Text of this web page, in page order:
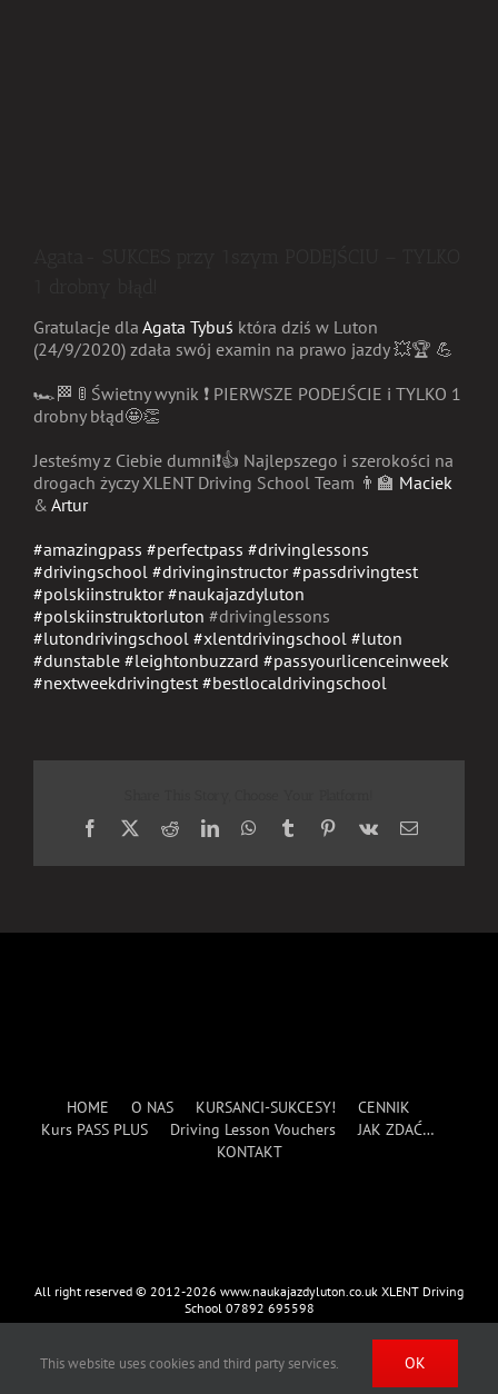
Gratulacje dla Agata Tybuś która dziś w Luton
(24/9/2020) zdała swój examin na prawo jazdy💥🏆 💪
🏎 🏁 🚦 Świetny wynik ❗️ PIERWSZE PODEJŚCIE i TYLKO 1
drobny błąd🤩👏
Jesteśmy z Ciebie dumni❗️👍 Najlepszego i szerokości na
drogach życzy XLENT Driving School Team 👨‍🏫 Maciek
& Artur
#amazingpass #perfectpass #drivinglessons
#drivingschool #drivinginstructor #passdrivingtest
#polskiinstruktor #naukajazdyluton
#polskiinstruktorluton #drivinglessons
#lutondrivingschool #xlentdrivingschool #luton
#dunstable #leightonbuzzard #passyourlicenceinweek
#nextweekdrivingtest #bestlocaldrivingschool
Facebook
X RedditLinkedInWhatsApp
TumblrPinterest
Vk Email
HOME O NAS KURSANCI-SUKCESY!
CENNIK
Kurs PASS PLUS
Driving Lesson Vouchers
JAK ZDAĆ…
KONTAKT
All right reserved © 2012-2026 www.naukajazdyluton.co.uk XLENT Driving
School 07892 695598
Facebook
This website uses cookies and third party services. OK